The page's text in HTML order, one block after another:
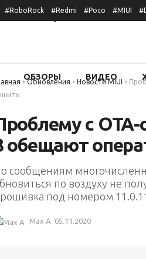
#RoboRock #Redmi #Poco #MIUI
ОБЗОРЫ ВИДЕО
•Обновления • Новости MIUI •
с
обещают
сообщениям
по воздуху не
под номером
Max A 05.11.2020